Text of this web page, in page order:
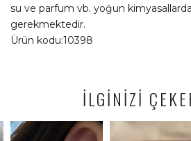
su ve parfum vb. yoğun
gerekmektedir.
Ürün kodu:10398
İLGİNİZİ